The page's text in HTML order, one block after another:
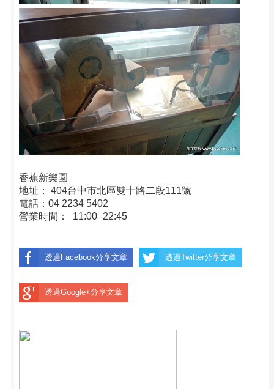
香蕉新樂園
地址： 404台中市北區雙十路二段111號
電話：04 2234 5402
營業時間： 11:00–22:45
透過Facebook分享文章 透過Twitter分享文章
透過Google+分享文章